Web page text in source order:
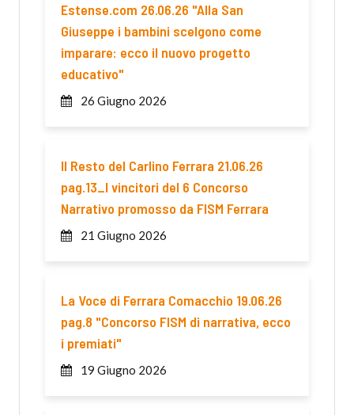
Estense.com 26.06.26 "Alla San
Giuseppe i bambini scelgono come
imparare: ecco il nuovo progetto
educativo"
26 Giugno 2026
Il Resto del Carlino Ferrara 21.06.26
pag.13_I vincitori del 6 Concorso
Narrativo promosso da FISM Ferrara
21 Giugno 2026
La Voce di Ferrara Comacchio 19.06.26
pag.8 "Concorso FISM di narrativa, ecco
i premiati"
19 Giugno 2026